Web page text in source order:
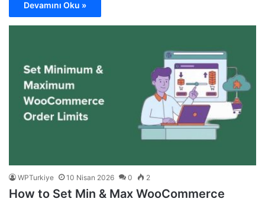
Devamını Oku »
WPTurkiye 10 Nisan 2026 0 2
How to Set Min & Max WooCommerce